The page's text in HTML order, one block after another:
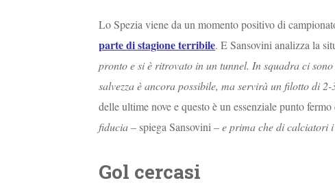
Lo Spezia viene da un momento positivo di
parte di stagione terribile. E Sansovini analizza la
pronto e si è ritrovato in un tunnel. In squadra ci
salvezza è ancora possibile, ma servirà un filotto di
delle ultime nove e questo è un essenziale punto
fiducia– spiega Sansovini –e prima che di calciatori
Gol cercasi